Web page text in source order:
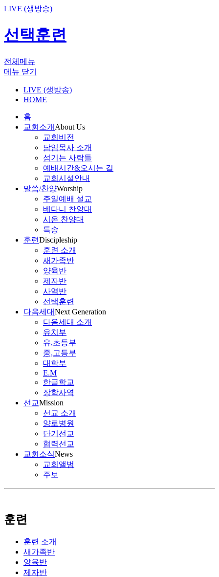
LIVE (생방송)
선택훈련
전체메뉴
메뉴 닫기
LIVE (생방송)
HOME
홈
교회소개 About Us
교회비전
담임목사 소개
섬기는 사람들
예배시간&오시는 길
교회시설안내
말씀/찬양Worship
주일예배 설교
베다니 찬양대
시온 찬양대
특송
훈련Discipleship
훈련 소개
새가족반
양육반
제자반
사역반
선택훈련
다음세대Next Generation
다음세대 소개
유치부
유,초등부
중,고등부
대학부
E.M
한글학교
장학사역
선교Mission
선교 소개
양로병원
단기선교
협력선교
교회소식News
교회앨범
주보
훈련
훈련 소개
새가족반
양육반
제자반